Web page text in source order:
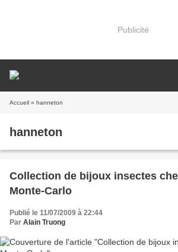
Publicité
Accueil » hanneton
hanneton
Collection de bijoux insectes
Monte-Carlo
Publié le 11/07/2009 à 22:44
Par Alain Truong